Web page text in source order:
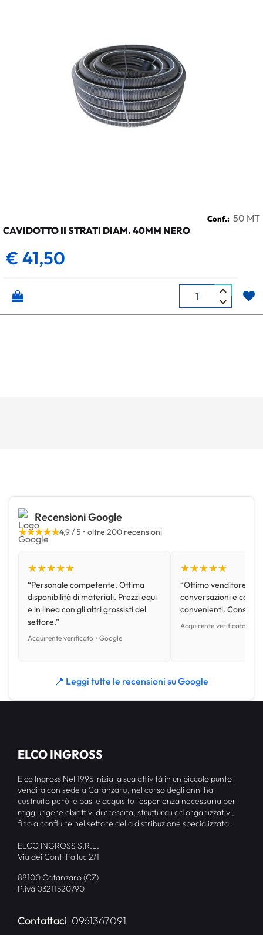
Conf.: 50 MT
CAVIDOTTO II STRATI DIAM. 40MM NERO
€ 41,50
Quantità
Recensioni Google
★★★★★4,9 / 5 • oltre 200 recensioni
★★★★★
“Personale competente. Ottima
disponibilità di materiali. Prezzi equi
e in linea con gli altri grossisti del
settore.”
Acquirente verificato • Google
★★★★★
“Ottimo venditore,
conversazioni e con
convenienti.
Acquirente verificato •
📍 Leggi tutte le recensioni su Google
ELCO INGROSS
Elco Ingross Nel 1995 inizia la sua attività in un piccolo punto
vendita con sede a Catanzaro, nel corso degli anni ha
costruito però le basi e acquisito l’esperienza necessaria per
raggiungere obiettivi di crescita, strutturali ed organizzativi,
fino a confluire nel settore della distribuzione specializzata.
ELCO INGROSS S.R.L.
Via dei Conti Falluc 2/1
88100 Catanzaro (CZ)
P.iva 03211520790
Contattaci 0961367091